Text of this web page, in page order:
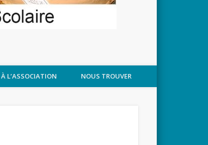
L’ASSOCIATION NOUS TROUVER